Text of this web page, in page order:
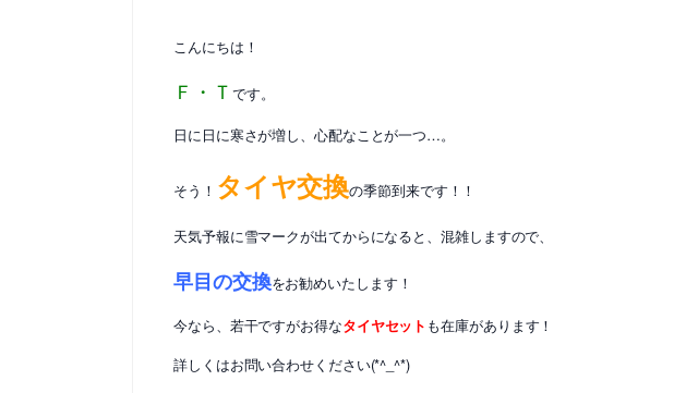
こんにちは！
Ｆ・Ｔ です。
日に日に寒さが増し、心配なことが一つ…。
そう！ タイヤ交換の季節到来です！！
天気予報に雪マークが出てからになると、混雑しますので、
早目の交換をお勧めいたします！
今なら、若干ですがお得なタイヤセット も在庫があります！
詳しくはお問い合わせください(*^_^*)